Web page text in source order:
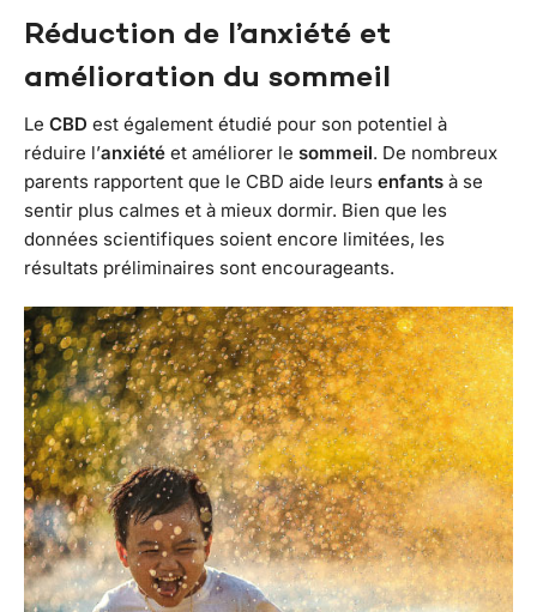
Réduction de l’anxiété et
amélioration du sommeil
Le CBD est également étudié pour son potentiel à
réduire l’anxiété et améliorer le sommeil. De nombreux
parents rapportent que le CBD aide leurs enfants à se
sentir plus calmes et à mieux dormir. Bien que les
données scientifiques soient encore limitées, les
résultats préliminaires sont encourageants.